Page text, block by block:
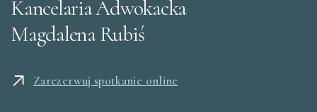
Kancelaria Adwokacka
Magdalena Rubiś
Zarezerwuj spotkanie online